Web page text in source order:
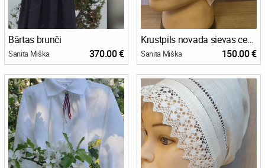
Bārtas brunči
Sanita Miška 370.00 €
Krustpils novada sievas cepure/aube.
Sanita Miška 150.00 €